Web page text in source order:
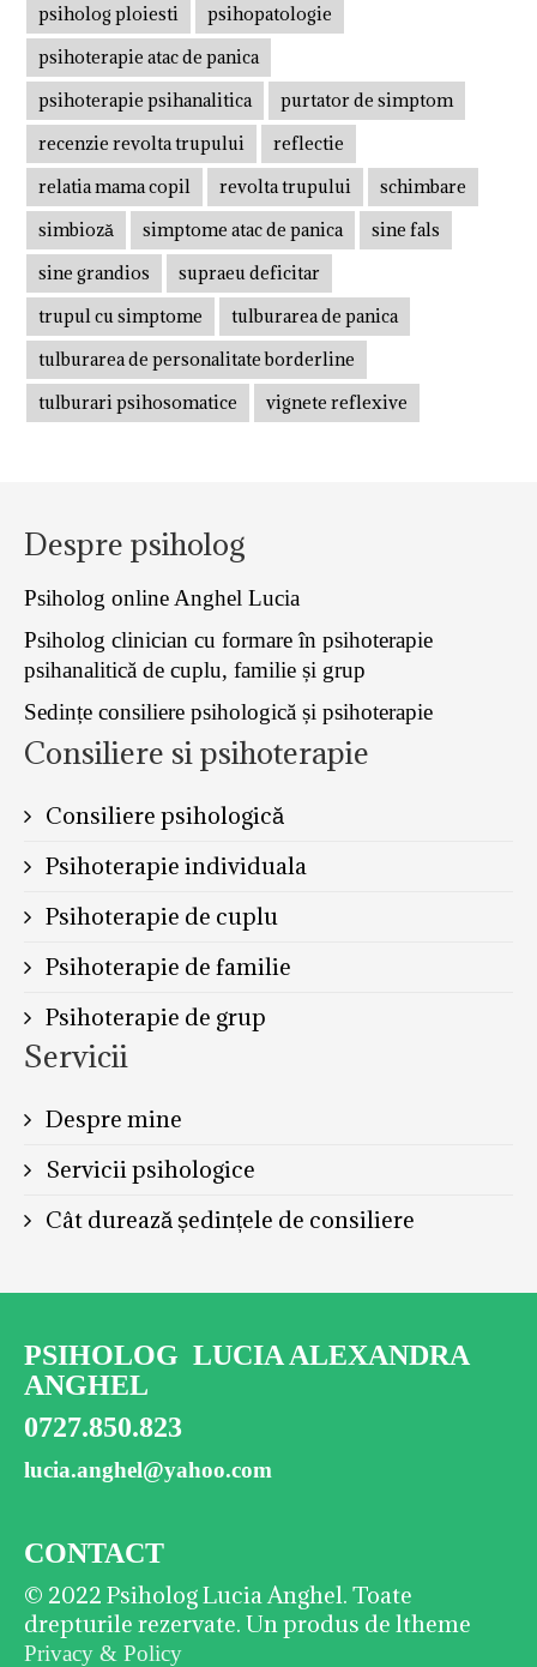
psiholog ploiesti
psihopatologie
psihoterapie atac de panica
psihoterapie psihanalitica
purtator de simptom
recenzie revolta trupului
reflectie
relatia mama copil
revolta trupului
schimbare
simbioză
simptome atac de panica
sine fals
sine grandios
supraeu deficitar
trupul cu simptome
tulburarea de panica
tulburarea de personalitate borderline
tulburari psihosomatice
vignete reflexive
Despre psiholog
Psiholog online Anghel Lucia
Psiholog clinician cu formare în psihoterapie
psihanalitică de cuplu, familie și grup
Sedințe consiliere psihologică și psihoterapie
Consiliere si psihoterapie
Consiliere psihologică
Psihoterapie individuala
Psihoterapie de cuplu
Psihoterapie de familie
Psihoterapie de grup
Servicii
Despre mine
Servicii psihologice
Cât durează ședințele de consiliere
PSIHOLOG LUCIA ALEXANDRA
ANGHEL
0727.850.823
lucia.anghel@yahoo.com
CONTACT
© 2022 Psiholog Lucia Anghel. Toate
drepturile rezervate. Un produs de ltheme
Privacy & Policy